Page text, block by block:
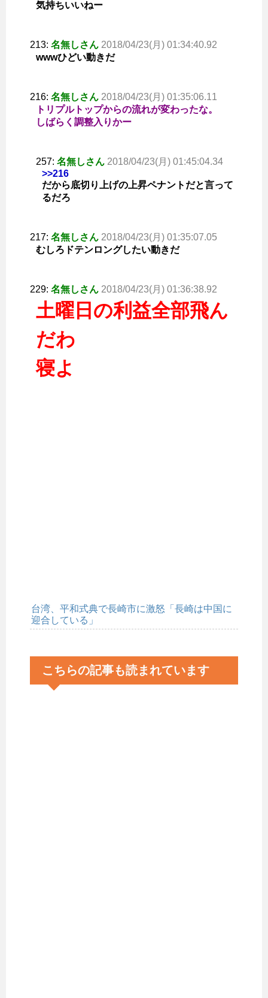
気持ちいいねー
213: 名無しさん 2018/04/23(月) 01:34:40.92
wwwひどい動きだ
216: 名無しさん 2018/04/23(月) 01:35:06.11
トリプルトップからの流れが変わったな。
しばらく調整入りかー
257: 名無しさん 2018/04/23(月) 01:45:04.34
>>216
だから底切り上げの上昇ペナントだと言って
るだろ
217: 名無しさん 2018/04/23(月) 01:35:07.05
むしろドテンロングしたい動きだ
229: 名無しさん 2018/04/23(月) 01:36:38.92
土曜日の利益全部飛ん
だわ
寝よ
台湾、平和式典で長崎市に激怒「長崎は中国に
迎合している」
こちらの記事も読まれています